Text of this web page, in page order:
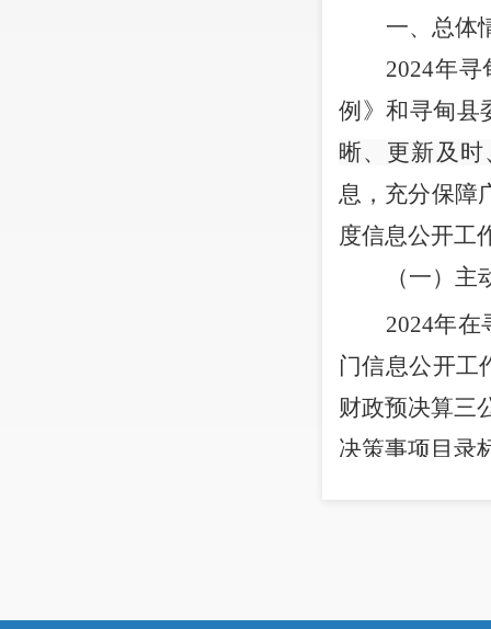
一、总体
2024年寻
例》和寻甸县
晰、更新及
息，充分保障
度信息公开工
（一）
2024年在
门信息公开工
财政预决算三
决策事项目录